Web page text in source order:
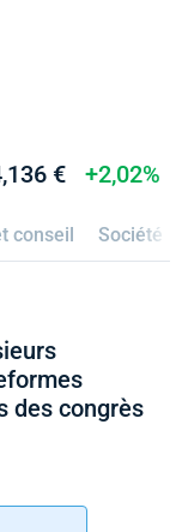
€ +2,02%
conseil Société
des congrès